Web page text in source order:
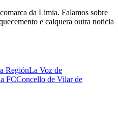
da Limia. Falamos sobre
e calquera outra noticia
RegiónLa Voz de
FCConcello de Vilar de